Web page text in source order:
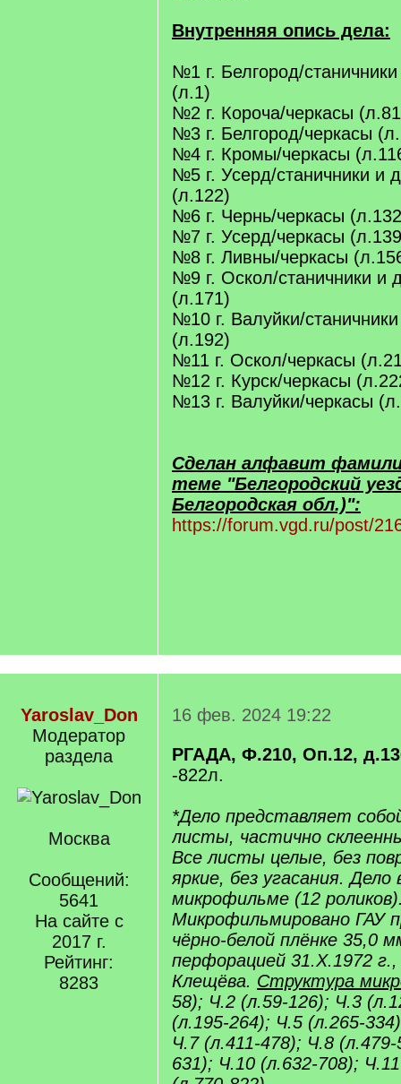
Внутренняя опись дела:
№1 г. Белгород/
(л.1)
№2 г. Короча/черкасы
№3 г. Белгород/черкасы
№4 г. Кромы/черкасы
№5 г. Усерд/станичники и
(л.122)
№6 г. Чернь/черкасы
№7 г. Усерд/черкасы
№8 г. Ливны/черкасы
№9 г. Оскол/станичники и
(л.171)
№10 г. Валуйки/
(л.192)
№11 г. Оскол/черкасы
№12 г. Курск/черкасы
№13 г. Валуйки/черкасы
Сделан алфавит
теме "Белгородский
Белгородская обл.)":
https://forum.vgd.ru/post/
Yaroslav_Don
Модератор
раздела
Москва
Сообщений:
5641
На сайте с
2017 г.
Рейтинг:
8283
16 фев. 2024 19:22
РГАДА, Ф.210, Оп.12,
-822л.
*Дело представляет
листы, частично
Все листы целые, без
яркие, без угасания.
микрофильме (12
Микрофильмировано ГАУ
чёрно-белой плёнке 35,0
перфорацией 31.X.1972
Клещёва. Структура
58); Ч.2 (л.59-126); Ч.3
(л.195-264); Ч.5 (л.265-
Ч.7 (л.411-478); Ч.8
631); Ч.10 (л.632-708);